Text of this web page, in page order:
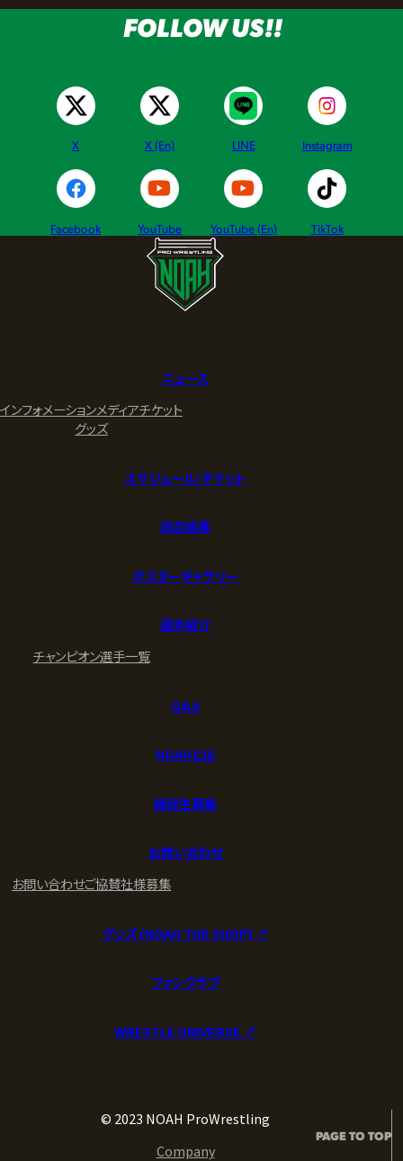
FOLLOW US!!
X X (En) LINE Instagram
Facebook YouTube YouTube (En) TikTok
ニュース
インフォメーションメディアチケット
グッズ
スケジュール/チケット
試合結果
ポスターギャラリー
選手紹介
チャンピオン選手一覧
Q&A
NOAHとは
練習生募集
お問い合わせ
お問い合わせご協賛社様募集
グッズ (NOAH THE SHOP) ↗︎
ファンクラブ
WRESTLE UNIVERSE ↗︎
© 2023 NOAH ProWrestling
Company
PAGE TO TOP